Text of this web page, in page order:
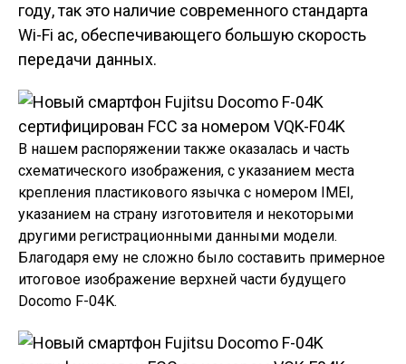
году, так это наличие современного стандарта
Wi-Fi ac, обеспечивающего большую скорость
передачи данных.
В нашем распоряжении также оказалась и часть
схематического изображения, с указанием места
крепления пластикового язычка с номером IMEI,
указанием на страну изготовителя и некоторыми
другими регистрационными данными модели.
Благодаря ему не сложно было составить примерное
итоговое изображение верхней части будущего
Docomo F-04K.